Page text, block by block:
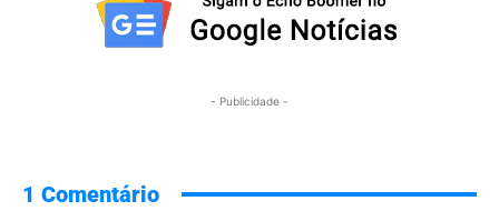
- Publicidade -
1 Comentário